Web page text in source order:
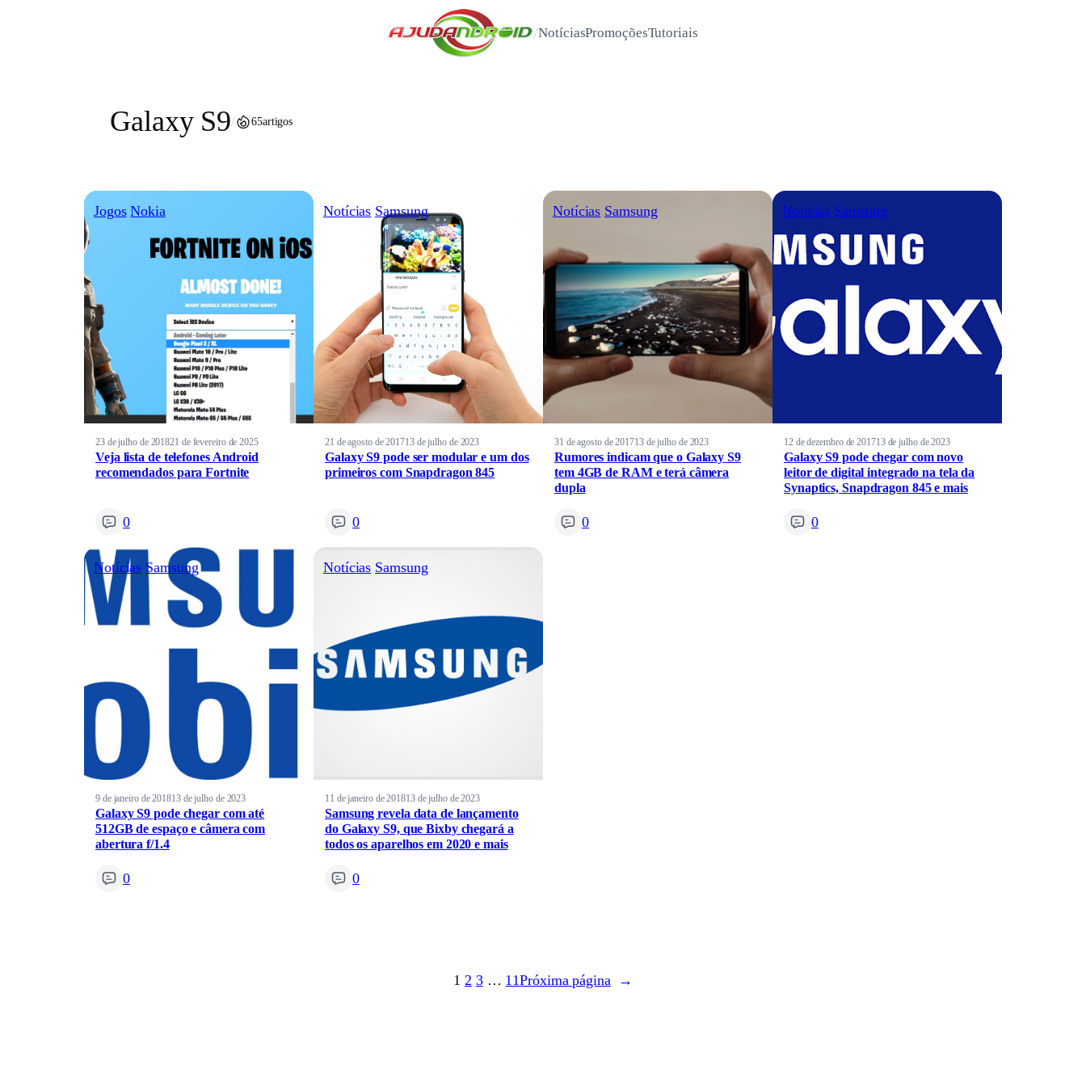
/NotíciasPromoçõesTutoriais
Galaxy S9/ 65artigos
Jogos Nokia
23 de julho de 201821 de fevereiro de 2025
Veja lista de telefones Android
recomendados para Fortnite
0
Notícias Samsung
21 de agosto de 201713 de julho de 2023
Galaxy S9 pode ser modular e um dos
primeiros com Snapdragon 845
0
Notícias Samsung
31 de agosto de 201713 de julho de 2023
Rumores indicam que o Galaxy S9
tem 4GB de RAM e terá câmera
dupla
0
Notícias Samsung
12 de dezembro de 201713 de julho de 2023
Galaxy S9 pode chegar com novo
leitor de digital integrado na tela da
Synaptics, Snapdragon 845 e mais
0
Notícias Samsung
9 de janeiro de 201813 de julho de 2023
Galaxy S9 pode chegar com até
512GB de espaço e câmera com
abertura f/1.4
0
Notícias Samsung
11 de janeiro de 201813 de julho de 2023
Samsung revela data de lançamento
do Galaxy S9, que Bixby chegará a
todos os aparelhos em 2020 e mais
0
1 2 3 … 11Próxima página →